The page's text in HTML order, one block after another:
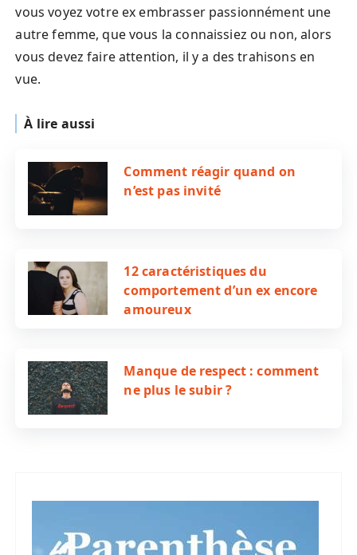
vous voyez votre ex embrasser passionnément une
autre femme, que vous la connaissiez ou non, alors
vous devez faire attention, il y a des trahisons en
vue.
À lire aussi
Comment réagir quand on
n’est pas invité
12 caractéristiques du
comportement d’un ex encore
amoureux
Manque de respect : comment
ne plus le subir ?